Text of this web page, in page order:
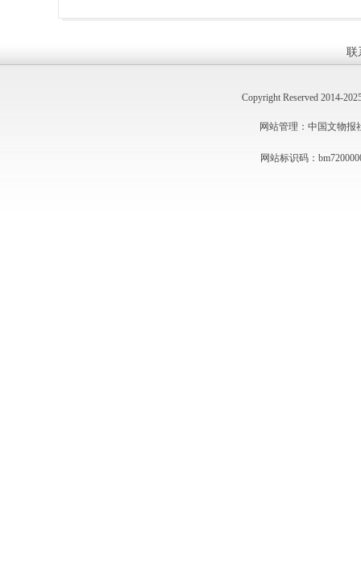
联
Copyright Reserved 2014-
网站管理：中国文物报
网站标识码：